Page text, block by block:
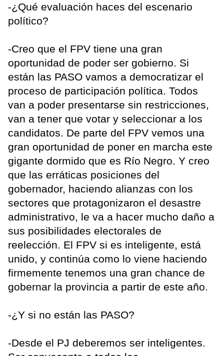
-¿Qué evaluación haces del escenario
político?
-Creo que el FPV tiene una gran
oportunidad de poder ser gobierno. Si
están las PASO vamos a democratizar el
proceso de participación política. Todos
van a poder presentarse sin restricciones,
van a tener que votar y seleccionar a los
candidatos. De parte del FPV vemos una
gran oportunidad de poner en marcha este
gigante dormido que es Río Negro. Y creo
que las erráticas posiciones del
gobernador, haciendo alianzas con los
sectores que protagonizaron el desastre
administrativo, le va a hacer mucho daño a
sus posibilidades electorales de
reelección. El FPV si es inteligente, está
unido, y continúa como lo viene haciendo
firmemente tenemos una gran chance de
gobernar la provincia a partir de este año.
-¿Y si no están las PASO?
-Desde el PJ deberemos ser inteligentes.